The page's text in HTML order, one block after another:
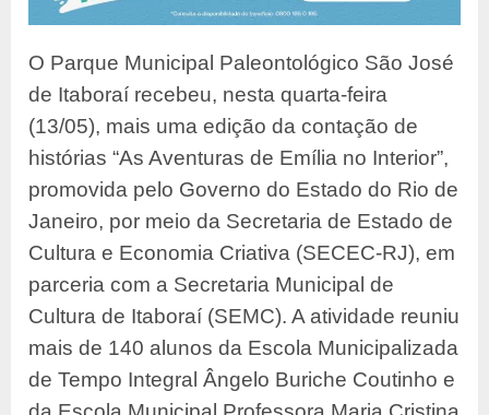
O Parque Municipal Paleontológico São José
de Itaboraí recebeu, nesta quarta-feira
(13/05), mais uma edição da contação de
histórias “As Aventuras de Emília no Interior”,
promovida pelo Governo do Estado do Rio de
Janeiro, por meio da Secretaria de Estado de
Cultura e Economia Criativa (SECEC-RJ), em
parceria com a Secretaria Municipal de
Cultura de Itaboraí (SEMC). A atividade reuniu
mais de 140 alunos da Escola Municipalizada
de Tempo Integral Ângelo Buriche Coutinho e